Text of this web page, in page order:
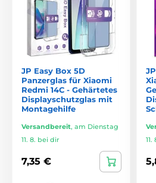
JP Easy Box 5D
Panzerglas für Xiaomi
Redmi 14C - Gehärtetes
Displayschutzglas mit
Montagehilfe
Versandbereit, am Dienstag
11. 8. bei dir
7,35 €